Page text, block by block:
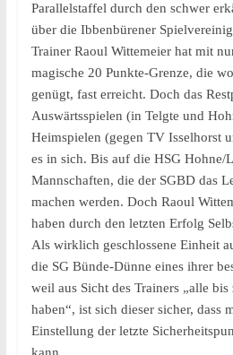
Parallelstaffel durch den schwer
über die Ibbenbürener
Trainer Raoul Wittemeier hat mit
magische 20 Punkte-Grenze, die
genügt, fast erreicht. Doch das
Auswärtsspielen (in Telgte und
Heimspielen (gegen TV Isselhorst
es in sich. Bis auf die HSG Hohne/
Mannschaften, die der SGBD das
machen werden. Doch Raoul
haben durch den letzten Erfolg
Als wirklich geschlossene Einheit
die SG Bünde-Dünne eines ihrer
weil aus Sicht des Trainers „alle
haben“, ist sich dieser sicher, dass
Einstellung der letzte